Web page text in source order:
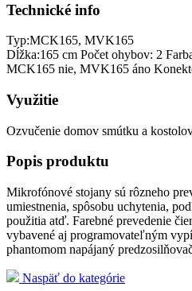
Technické info
Typ:MCK165, MVK165
Dĺžka:165 cm Počet ohybov: 2
MCK165 nie, MVK165 áno
Využitie
Ozvučenie domov smútku a
Popis produktu
Mikrofónové stojany sú rôzneho
umiestnenia, spôsobu uchytenia,
použitia atď. Farebné prevedenie
vybavené aj programovateľným
phantomom napájaný
Naspäť do kategórie